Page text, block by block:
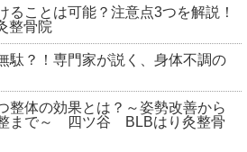
ることは可能？注意点3つを解説！
整骨院
駄？！専門家が説く、身体不調の
整体の効果とは？～姿勢改善から
まで～ 四ツ谷 BLBはり灸整骨